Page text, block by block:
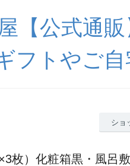
【公式通販
フトやご自
ショ
枚）化粧箱黒・風呂